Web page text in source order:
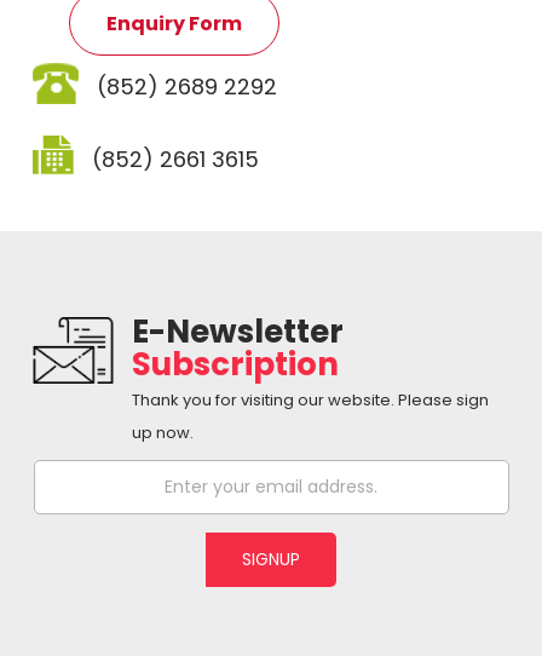
Enquiry Form
(852) 2689 2292
(852) 2661 3615
E-Newsletter
Subscription
Thank you for visiting our website. Please sign
up now.
SIGNUP